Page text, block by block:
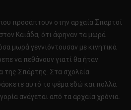
προσάπτουν στην αρχαία Σπαρτοί
Καιάδα, ότι άφηναν τα μωρά
μωρά γεννιόντουσαν με κινητικά
να πεθάνουν γιατί θα ήταν
της Σπάρτης. Στα σχολεία
αυτό το ψέμα εδώ και πολλά
ανάγεται από τα αρχαία χρόνια.